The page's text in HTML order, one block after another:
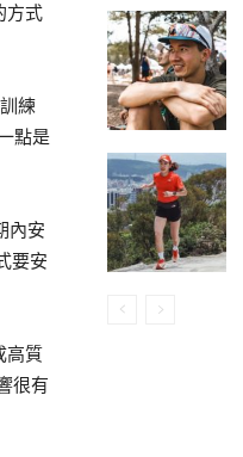
方式
練
點是
內安
要安
高質
很有